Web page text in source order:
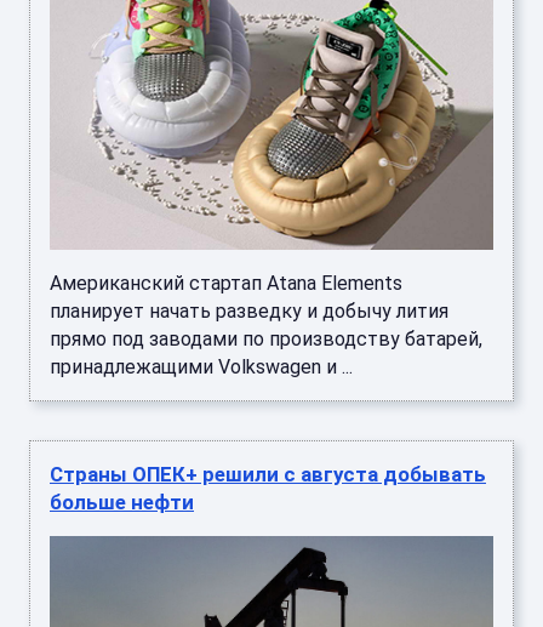
Американский стартап Atana Elements
планирует начать разведку и добычу лития
прямо под заводами по производству батарей,
принадлежащими Volkswagen и ...
Страны ОПЕК+ решили с августа добывать
больше нефти